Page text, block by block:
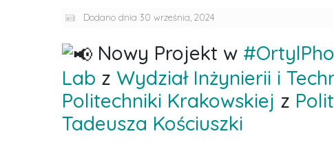
Dodano dnia 30 września, 2024
Nowy Projekt w
Lab z Wydział Inżynierii i
Politechniki Krakowskiej z
Tadeusza Kościuszki